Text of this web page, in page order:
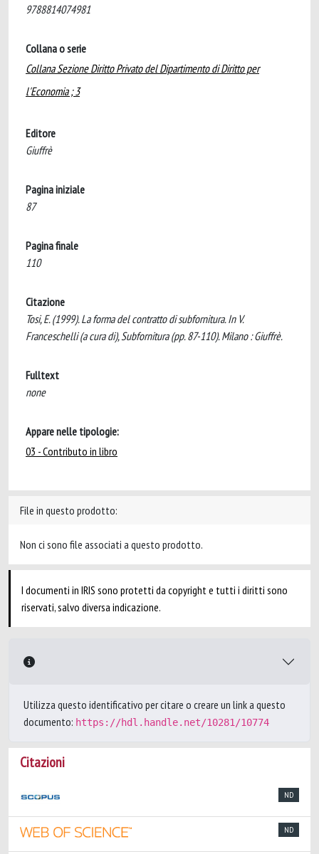
9788814074981
Collana o serie
Collana Sezione Diritto Privato del Dipartimento di Diritto per
l'Economia ; 3
Editore
Giuffrè
Pagina iniziale
87
Pagina finale
110
Citazione
Tosi, E. (1999). La forma del contratto di subfornitura. In V.
Franceschelli (a cura di), Subfornitura (pp. 87-110). Milano : Giuffrè.
Fulltext
none
Appare nelle tipologie:
03 - Contributo in libro
File in questo prodotto:
Non ci sono file associati a questo prodotto.
I documenti in IRIS sono protetti da copyright e tutti i diritti sono
riservati, salvo diversa indicazione.
Utilizza questo identificativo per citare o creare un link a questo
documento: https://hdl.handle.net/10281/10774
Citazioni
ND
ND